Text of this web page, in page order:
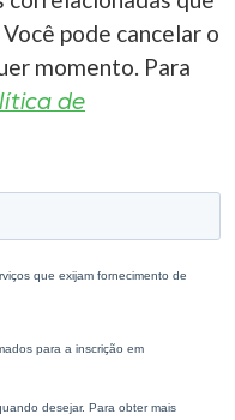
pode cancelar o
momento. Para
de